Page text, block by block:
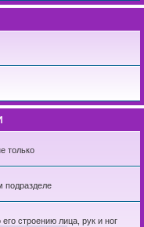
только
подразделе
строению лица, рук и ног